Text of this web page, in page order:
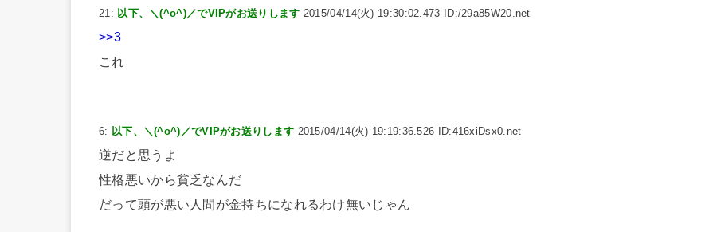
21: 以下、＼(^o^)／でVIPがお送りします 2015/04/14(火) 19:30:02.473 ID:/29a85W20.net
>>3
これ
6: 以下、＼(^o^)／でVIPがお送りします 2015/04/14(火) 19:19:36.526 ID:416xiDsx0.net
逆だと思うよ
性格悪いから貧乏なんだ
だって頭が悪い人間が金持ちになれるわけ無いじゃん